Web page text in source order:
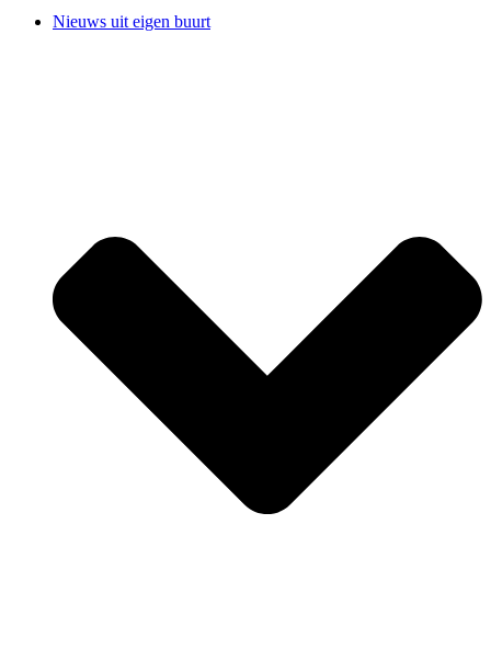
Nieuws uit eigen buurt